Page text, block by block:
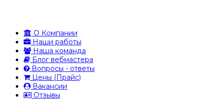
О Компании
Наши работы
Наша команда
Блог вебмастера
Вопросы - ответы
Цены (Прайс)
Вакансии
Отзывы